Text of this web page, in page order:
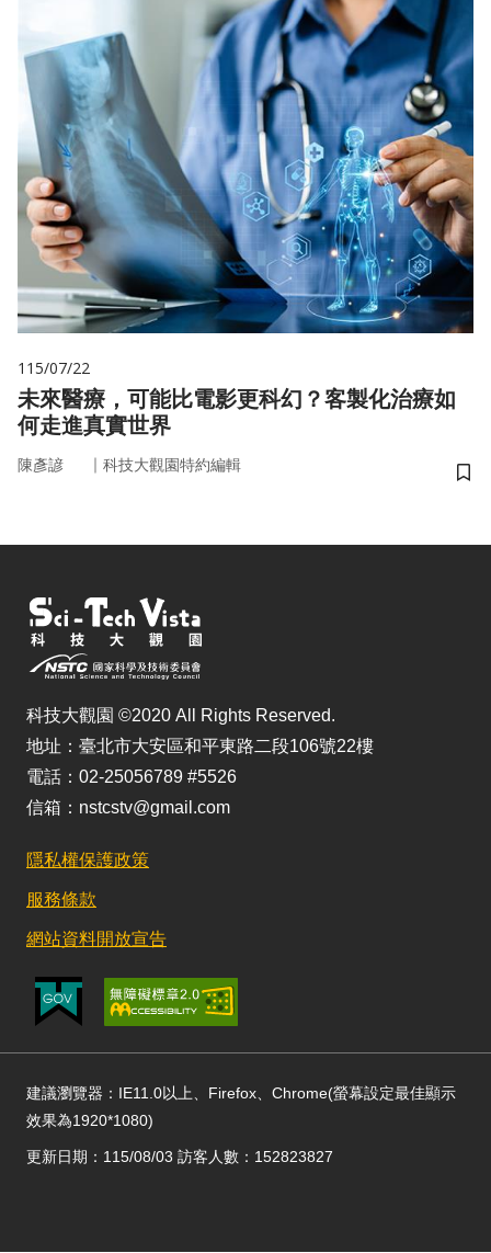
115/07/22
未來醫療，可能比電影更科幻？客製化治療如
何走進真實世界
陳彥諺 ｜ 科技大觀園特約編輯
儲
科技大觀園 ©2020 All Rights Reserved.
地址：臺北市大安區和平東路二段106號22樓
電話：02-25056789 #5526
信箱：nstcstv@gmail.com
隱私權保護政策
服務條款
網站資料開放宣告
建議瀏覽器：IE11.0以上、Firefox、Chrome(螢幕設定最佳顯示
效果為1920*1080)
更新日期：115/08/03 訪客人數：152823827